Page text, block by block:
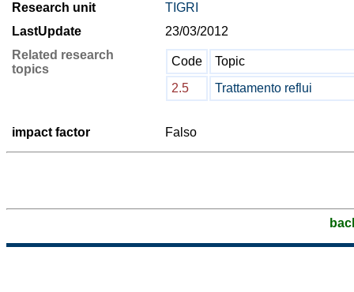
Research unit
TIGRI
LastUpdate
23/03/2012
Related research
topics
Code
Topic
2.5
Trattamento reflui
impact factor Falso